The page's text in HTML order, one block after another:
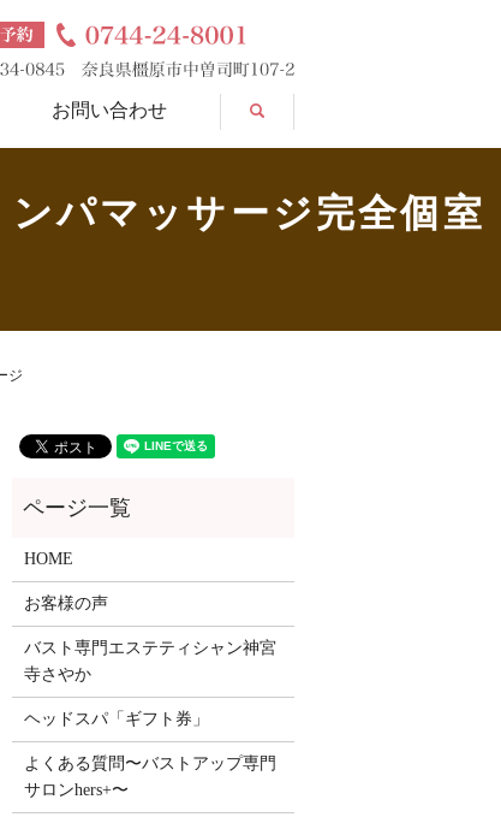
お問い合わせ search
パマッサージ完全個室
ジ
HOME
お客様の声
バスト専門エステティシャン神宮
寺さやか
ヘッドスパ「ギフト券」
よくある質問〜バストアップ専門
サロンhers+〜